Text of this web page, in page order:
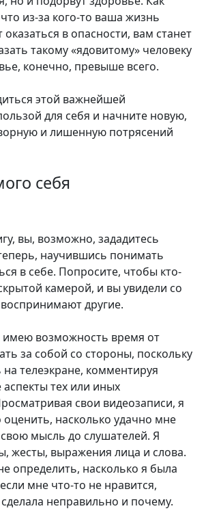
из-за кого-то ваша жизнь
в опасности, вам станет
такому «ядовитому» человеку
конечно, превыше всего.
этой важнейшей
для себя и начните новую,
и лишенную потрясений
себя
вы, возможно, зададитесь
научившись понимать
в себе. Попросите, чтобы кто-
камерой, и вы увидели со
другие.
имею возможность время от
за собой со стороны, поскольку
телеэкране, комментируя
аспекты тех или иных
свои видеозаписи, я
насколько удачно мне
мысль до слушателей. Я
жесты, выражения лица и слова.
определить, насколько я была
мне что-то не нравится,
неправильно и почему.